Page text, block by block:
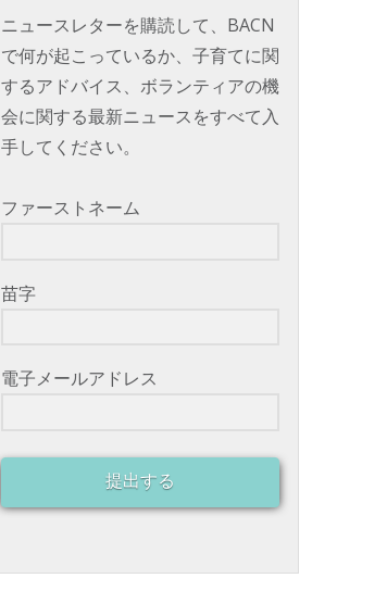
ニュースレターを購読して、BACN
で何が起こっているか、子育てに関
するアドバイス、ボランティアの機
会に関する最新ニュースをすべて入
手してください。
ファーストネーム
苗字
電子メールアドレス
提出する